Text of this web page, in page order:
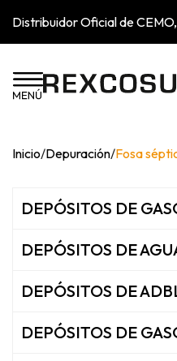
Distribuidor Oficial de
Inicio/Depuración/Fosa
DEPÓSITOS DE
DEPÓSITOS DE
DEPÓSITOS DE
DEPÓSITOS DE